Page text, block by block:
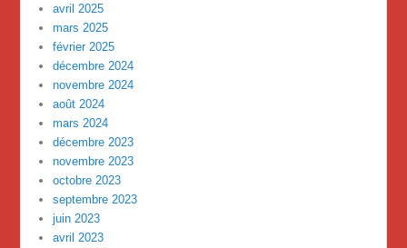
avril 2025
mars 2025
février 2025
décembre 2024
novembre 2024
août 2024
mars 2024
décembre 2023
novembre 2023
octobre 2023
septembre 2023
juin 2023
avril 2023